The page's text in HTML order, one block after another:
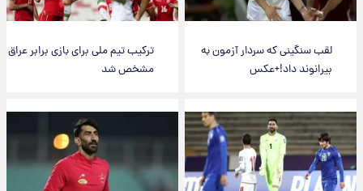
لقب سنگینی که سردار آزمون به
بیرانوند داد!+عکس
ترکیب تیم ملی برای بازی برابر عراق
مشخص شد